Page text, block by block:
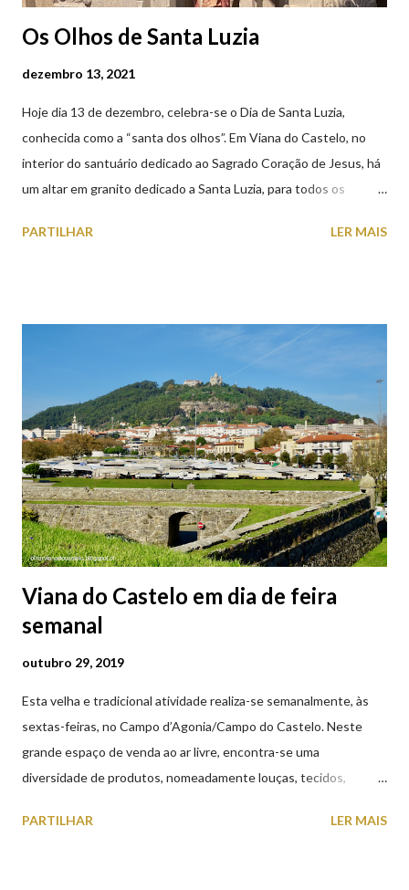
Os Olhos de Santa Luzia
dezembro 13, 2021
Hoje dia 13 de dezembro, celebra-se o Dia de Santa Luzia,
conhecida como a “santa dos olhos”. Em Viana do Castelo, no
interior do santuário dedicado ao Sagrado Coração de Jesus, há
um altar em granito dedicado a Santa Luzia, para todos os
uma capela dedicada a Santa Luzia construída no cimo do monte
A lenda que deu origem à devoção de Santa Luzia como
protetora dos olhos: A história/lenda de Santa Luzia (Luzia de
Siracusa) conta que esta jovem italiana venerada pelos católicos,
sofreu perseguições por ser cristã. De acordo com a lenda,
preferiu que lhe arrancassem os olhos a renegar a fé em Cristo.
Conta-se que os olhos de Santa Luzia teriam sido arrancados
por um soldado a mando do imperador romano, e entregues num
prato à jovem. No mesmo instant...
PARTILHAR LER MAIS
Viana do Castelo em dia de feira
semanal
outubro 29, 2019
Esta velha e tradicional atividade realiza-se semanalmente, às
sextas-feiras, no Campo d’Agonia/Campo do Castelo. Neste
grande espaço de venda ao ar livre, encontra-se uma
diversidade de produtos, nomeadamente louças, tecidos,
cobres entre muitos outros. Horário de funcionamento | Verão
PARTILHAR LER MAIS